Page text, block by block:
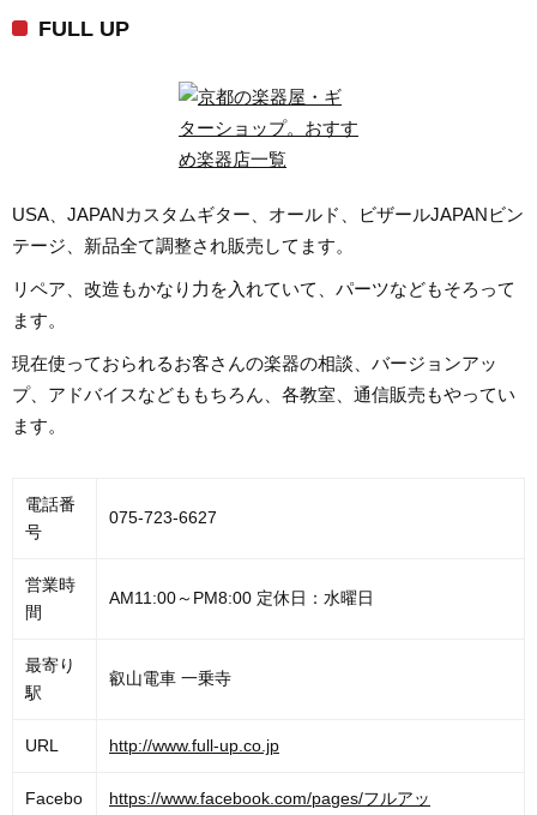
FULL UP
USA、JAPANカスタムギター、オールド、ビザールJAPANビン
テージ、新品全て調整され販売してます。
リペア、改造もかなり力を入れていて、パーツなどもそろって
ます。
現在使っておられるお客さんの楽器の相談、バージョンアッ
プ、アドバイスなどももちろん、各教室、通信販売もやってい
ます。
電話番
号
075-723-6627
営業時
間
AM11:00～PM8:00 定休日：水曜日
最寄り
駅
叡山電車 一乗寺
URL http://www.full-up.co.jp
Facebo
https://www.facebook.com/pages/フルアッ